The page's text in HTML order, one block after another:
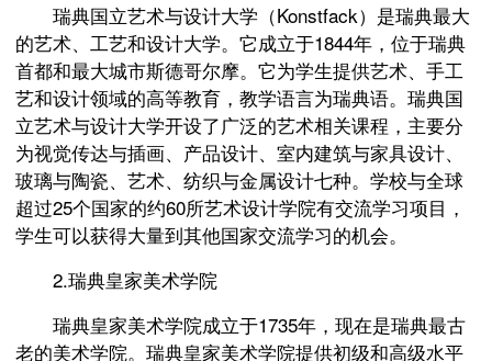
瑞典国立艺术与设计大学（Konstfack）是瑞典最大
的艺术、工艺和设计大学。它成立于1844年，位于瑞典
首都和最大城市斯德哥尔摩。它为学生提供艺术、手工
艺和设计领域的高等教育，教学语言为瑞典语。瑞典国
立艺术与设计大学开设了广泛的艺术相关课程，主要分
为视觉传达与插画、产品设计、室内建筑与家具设计、
玻璃与陶瓷、艺术、纺织与金属设计七种。学校与全球
超过25个国家的约60所艺术设计学院有交流学习项目，
学生可以获得大量到其他国家交流学习的机会。
2.瑞典皇家美术学院
瑞典皇家美术学院成立于1735年，现在是瑞典最古
老的美术学院。瑞典皇家美术学院提供初级和高级水平